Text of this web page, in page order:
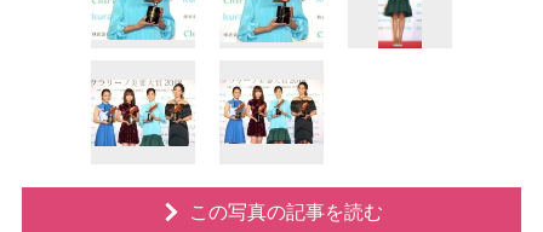
この写真の記事を読む